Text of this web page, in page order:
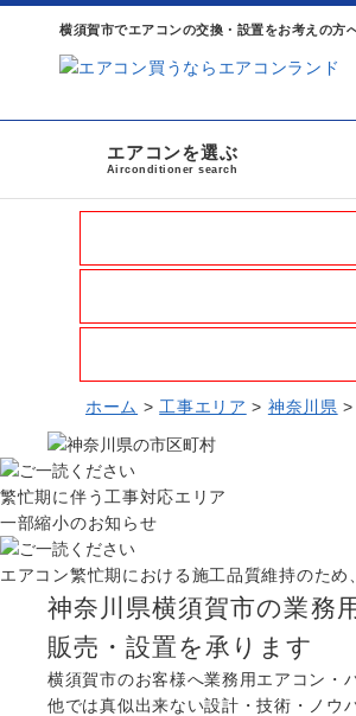
横須賀市でエアコンの交換・設置をお考えの方
エアコンを選ぶ
Airconditioner search
ホーム > 工事エリア > 神奈川県 >
繁忙期に伴う工事対応エリア
一部縮小のお知らせ
エアコン繁忙期における施工品質維持のた
神奈川県横須賀市の業務
販売・設置を承ります
横須賀市のお客様へ業務用エアコン・
他では真似出来ない設計・技術・ノウ